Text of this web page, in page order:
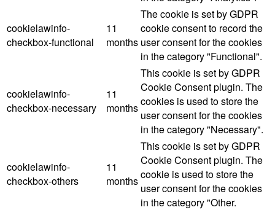
cookielawinfo-
checkbox-functional
11
months
The cookie is set by GDPR
cookie consent to record the
user consent for the cookies
in the category "Functional".
cookielawinfo-
checkbox-necessary
11
months
This cookie is set by GDPR
Cookie Consent plugin. The
cookies is used to store the
user consent for the cookies
in the category "Necessary".
cookielawinfo-
checkbox-others
11
months
This cookie is set by GDPR
Cookie Consent plugin. The
cookie is used to store the
user consent for the cookies
in the category "Other.